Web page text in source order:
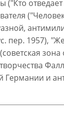
1957),
зона
Германии и